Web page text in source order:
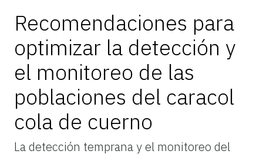
Recomendaciones para
optimizar la detección y
el monitoreo de las
poblaciones del caracol
cola de cuerno
La detección temprana y el monitoreo del